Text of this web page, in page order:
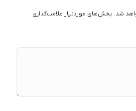
شد. بخش‌های موردنیاز علامت‌گذاری